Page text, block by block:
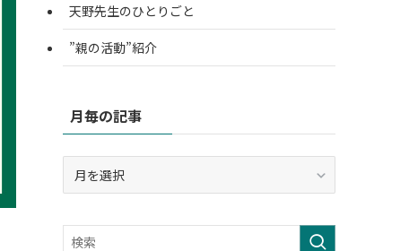
天野先生のひとりごと
”親の活動”紹介
月毎の記事
記
事